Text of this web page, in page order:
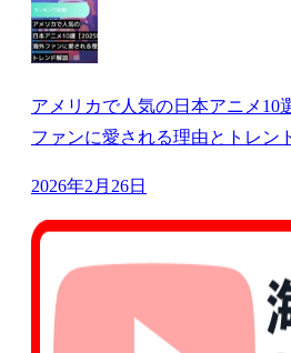
アメリカで人気の日本アニメ10
ファンに愛される理由とトレン
2026年2月26日